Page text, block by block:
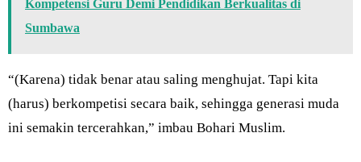
Kompetensi Guru Demi Pendidikan Berkualitas di
Sumbawa
“(Karena) tidak benar atau saling menghujat. Tapi kita
(harus) berkompetisi secara baik, sehingga generasi muda
ini semakin tercerahkan,” imbau Bohari Muslim.